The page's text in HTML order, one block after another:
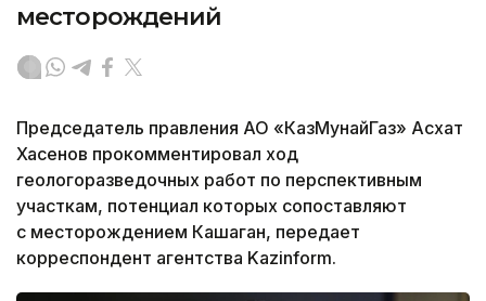
месторождений
Председатель правления АО «КазМунайГаз» Асхат
Хасенов прокомментировал ход
геологоразведочных работ по перспективным
участкам, потенциал которых сопоставляют
с месторождением Кашаган, передает
корреспондент агентства Kazinform.